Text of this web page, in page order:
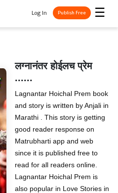
☰
Log In Publish Free
लग्नानंतर होईलच प्रेम
......
Lagnantar Hoichal Prem book
and story is written by Anjali in
Marathi . This story is getting
good reader response on
Matrubharti app and web
since it is published free to
read for all readers online.
Lagnantar Hoichal Prem is
also popular in Love Stories in